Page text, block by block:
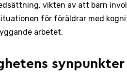
vikten av att barn
för föräldrar med
arbetet.
synpunkter